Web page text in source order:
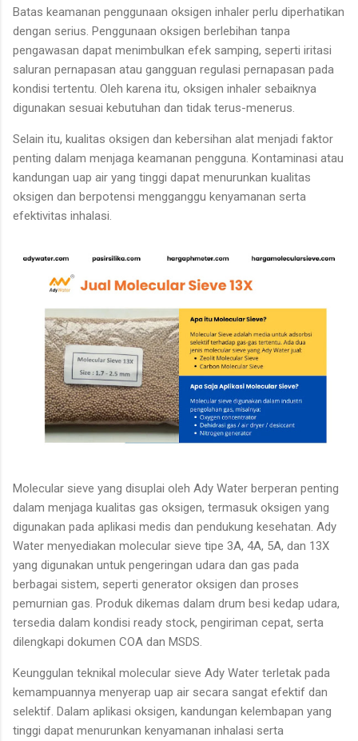
Batas keamanan penggunaan oksigen inhaler perlu diperhatikan
dengan serius. Penggunaan oksigen berlebihan tanpa
pengawasan dapat menimbulkan efek samping, seperti iritasi
saluran pernapasan atau gangguan regulasi pernapasan pada
kondisi tertentu. Oleh karena itu, oksigen inhaler sebaiknya
digunakan sesuai kebutuhan dan tidak terus-menerus.
Selain itu, kualitas oksigen dan kebersihan alat menjadi faktor
penting dalam menjaga keamanan pengguna. Kontaminasi atau
kandungan uap air yang tinggi dapat menurunkan kualitas
oksigen dan berpotensi mengganggu kenyamanan serta
efektivitas inhalasi.
Molecular sieve yang disuplai oleh Ady Water berperan penting
dalam menjaga kualitas gas oksigen, termasuk oksigen yang
digunakan pada aplikasi medis dan pendukung kesehatan. Ady
Water menyediakan molecular sieve tipe 3A, 4A, 5A, dan 13X
yang digunakan untuk pengeringan udara dan gas pada
berbagai sistem, seperti generator oksigen dan proses
pemurnian gas. Produk dikemas dalam drum besi kedap udara,
tersedia dalam kondisi ready stock, pengiriman cepat, serta
dilengkapi dokumen COA dan MSDS.
Keunggulan teknikal molecular sieve Ady Water terletak pada
kemampuannya menyerap uap air secara sangat efektif dan
selektif. Dalam aplikasi oksigen, kandungan kelembapan yang
tinggi dapat menurunkan kenyamanan inhalasi serta